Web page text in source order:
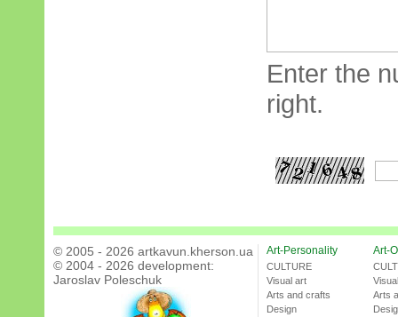
Enter the
right.
© 2005 - 2026 artkavun.kherson.ua
© 2004 - 2026 development:
Jaroslav Poleschuk
Art-Personality
CULTURE
Visual art
Arts and crafts
Design
Art-
Arts